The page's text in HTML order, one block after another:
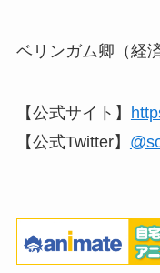
ベリンガム卿（経
【公式サイト】
【公式Twitter】